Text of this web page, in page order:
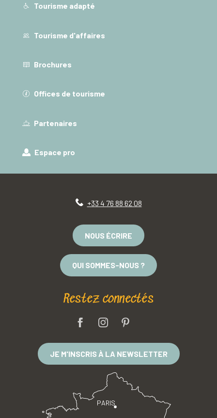
Tourisme adapté
Tourisme d'affaires
Brochures
Offices de tourisme
Partenaires
Espace pro
+33 4 76 88 62 08
NOUS ÉCRIRE
QUI SOMMES-NOUS ?
Restez connectés
JE M'INSCRIS À LA NEWSLETTER
PARIS